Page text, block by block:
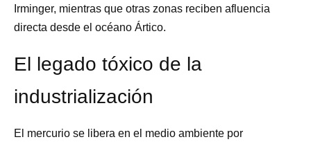
Irminger, mientras que otras zonas reciben afluencia
directa desde el océano Ártico.
El legado tóxico de la
industrialización
El mercurio se libera en el medio ambiente por